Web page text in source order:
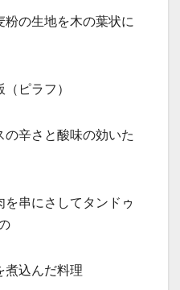
の生地を木の葉状に
ピラフ）
辛さと酸味の効いた
串にさしてタンドゥ
煮込んだ料理